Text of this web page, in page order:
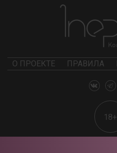
О ПРОЕКТЕ ПРАВИЛА
18+